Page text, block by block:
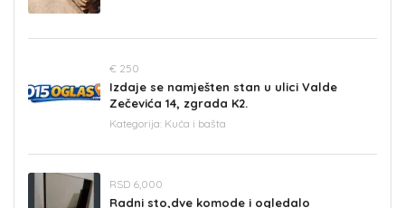
€ 250
Izdaje se namješten stan u ulici Valde
Zečevića 14, zgrada K2.
Kategorija: Kuća i bašta
RSD 6,000
Radni sto,dve komode i ogledalo